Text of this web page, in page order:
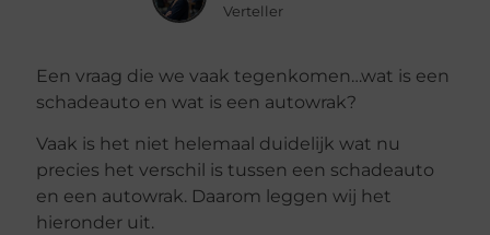
Verteller
Een vraag die we vaak tegenkomen…wat is een
schadeauto en wat is een autowrak?
Vaak is het niet helemaal duidelijk wat nu
precies het verschil is tussen een schadeauto
en een autowrak. Daarom leggen wij het
hieronder uit.